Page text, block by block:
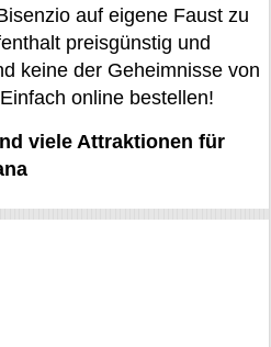
auf eigene Faust zu
preisgünstig und
keine der Geheimnisse von
online bestellen!
viele Attraktionen für